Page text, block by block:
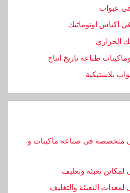
فى عبوات
اكياس اوتوماتيك
الحراري
طباعة تاريخ انتاج
بلاستيكية
متخصصة فى صناعة ماكينات و
تعبئة وتغليف
التعبئة والتغليف